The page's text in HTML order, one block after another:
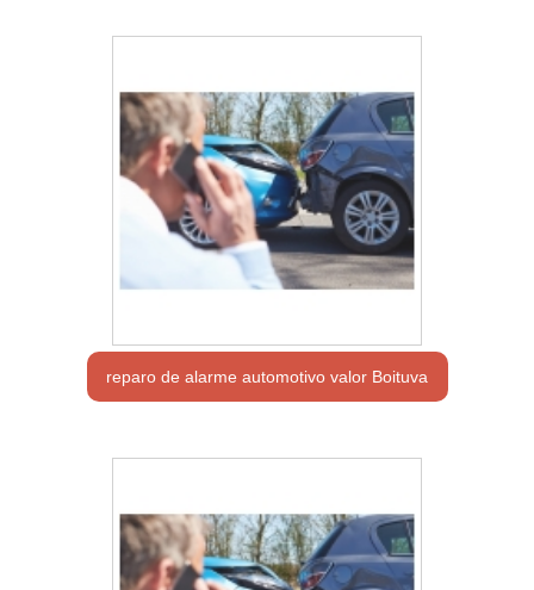
reparo de alarme automotivo valor Boituva